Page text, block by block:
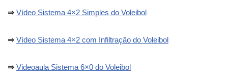
⇒ Vídeo Sistema 4×2 Simples do Voleibol
⇒ Vídeo Sistema 4×2 com Infiltração do Voleibol
⇒ Videoaula Sistema 6×0 do Voleibol